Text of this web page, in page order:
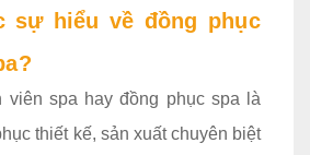
sự hiểu về đồng phục
viên spa hay đồng phục spa là
thiết kế, sản xuất chuyên biệt